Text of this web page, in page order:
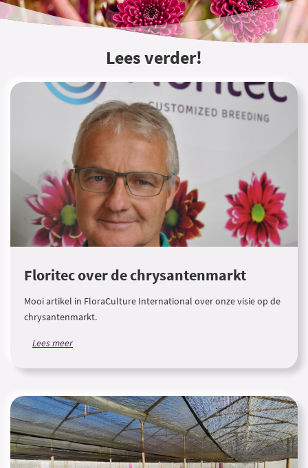
Lees verder!
Floritec over de chrysantenmarkt
Mooi artikel in FloraCulture International over onze visie op de
chrysantenmarkt.
Lees meer